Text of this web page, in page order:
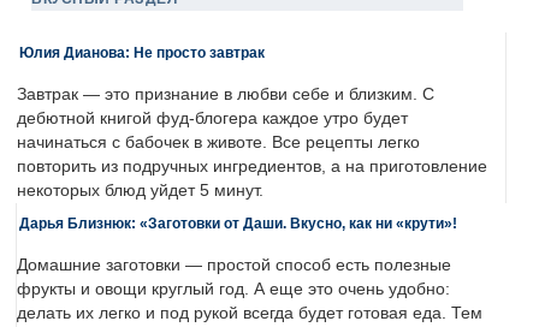
Юлия Дианова: Не просто завтрак
Завтрак — это признание в любви себе и близким. С
дебютной книгой фуд-блогера каждое утро будет
начинаться с бабочек в животе. Все рецепты легко
повторить из подручных ингредиентов, а на приготовление
некоторых блюд уйдет 5 минут.
Дарья Близнюк: «Заготовки от Даши. Вкусно, как ни «крути»!
Домашние заготовки — простой способ есть полезные
фрукты и овощи круглый год. А еще это очень удобно:
делать их легко и под рукой всегда будет готовая еда. Тем